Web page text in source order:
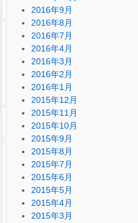
2016年9月
2016年8月
2016年7月
2016年4月
2016年3月
2016年2月
2016年1月
2015年12月
2015年11月
2015年10月
2015年9月
2015年8月
2015年7月
2015年6月
2015年5月
2015年4月
2015年3月